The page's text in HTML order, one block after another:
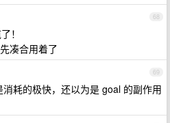
68
！
凑合用着了
69
耗的极快，还以为是 goal 的副作用